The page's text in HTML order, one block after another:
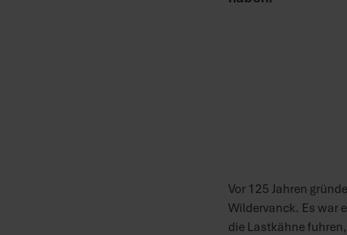
Vor 125 Jahren
Wildervanck. Es war
die Lastkähne